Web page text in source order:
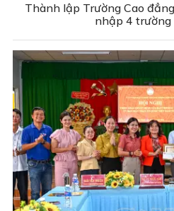
Thành lập Trường Cao
nhập 4 trường